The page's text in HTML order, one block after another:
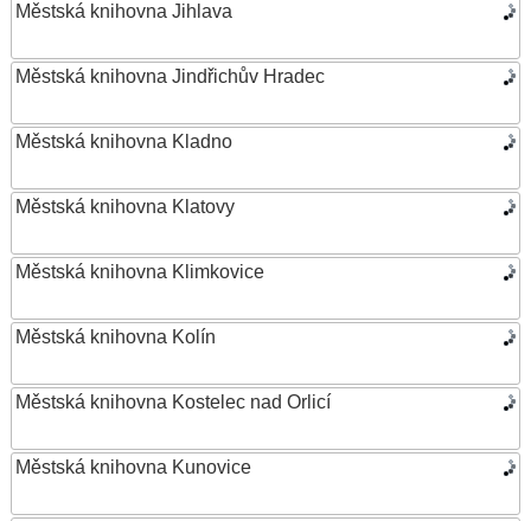
Městská knihovna Jihlava
Městská knihovna Jindřichův Hradec
Městská knihovna Kladno
Městská knihovna Klatovy
Městská knihovna Klimkovice
Městská knihovna Kolín
Městská knihovna Kostelec nad Orlicí
Městská knihovna Kunovice